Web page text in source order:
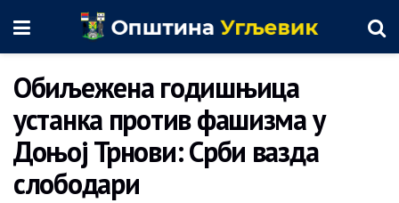
Обиљежена годишњица
устанка против фашизма у
Доњој Трнови: Срби вазда
слободари